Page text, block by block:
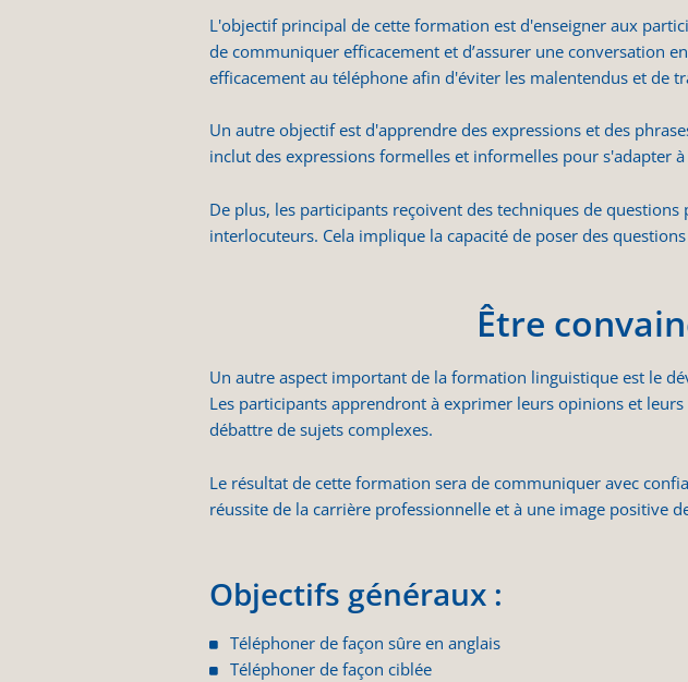
L'objectif principal de cette formation est d'enseigner aux
de communiquer efficacement et d’assurer une conversation
efficacement au téléphone afin d'éviter les malentendus et de
Un autre objectif est d'apprendre des expressions et des
inclut des expressions formelles et informelles pour s'adapter
De plus, les participants reçoivent des techniques de
interlocuteurs. Cela implique la capacité de poser des
Être
Un autre aspect important de la formation linguistique est le
Les participants apprendront à exprimer leurs opinions et
débattre de sujets complexes.
Le résultat de cette formation sera de communiquer avec
réussite de la carrière professionnelle et à une image positive
Objectifs généraux :
Téléphoner de façon sûre en anglais
Téléphoner de façon ciblée